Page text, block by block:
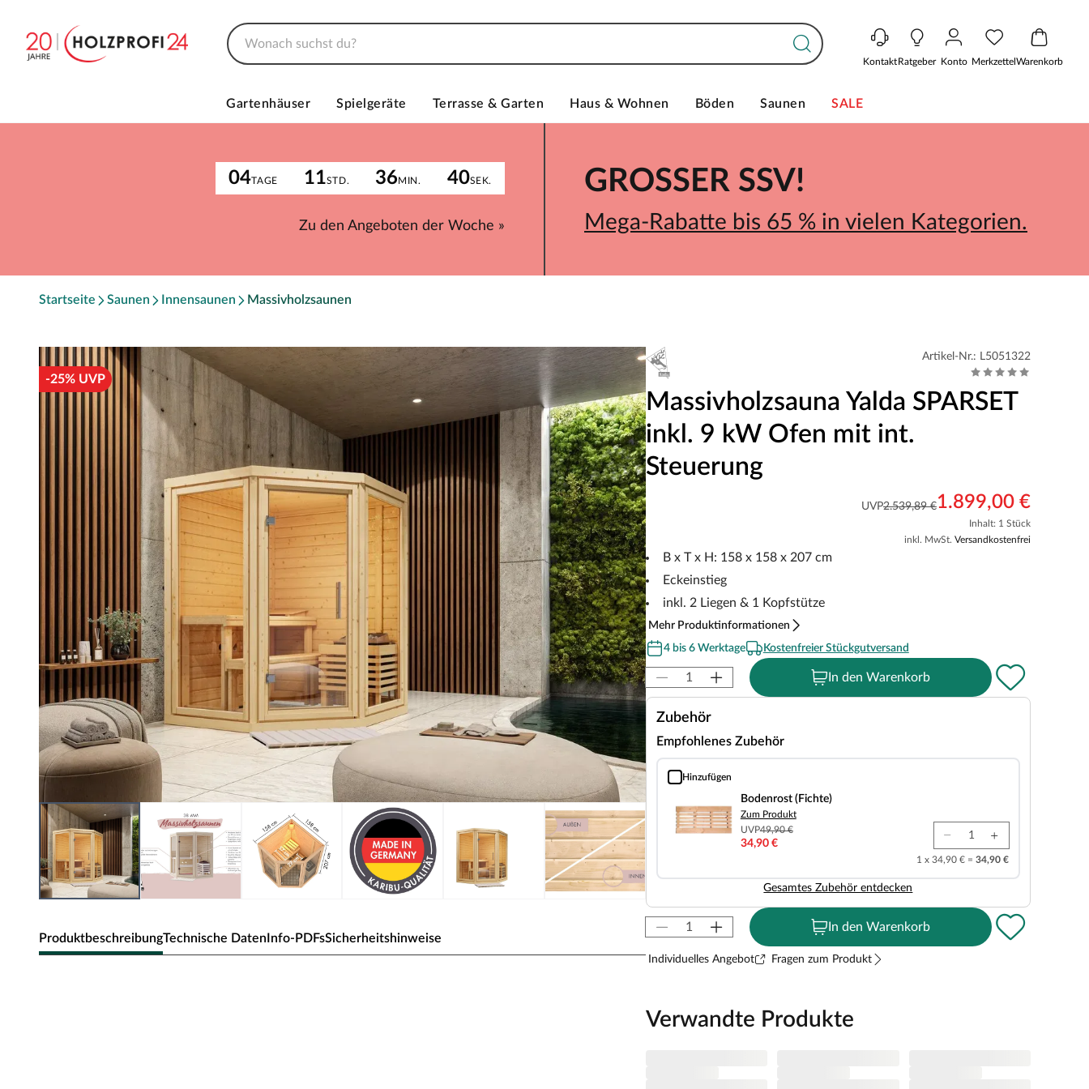
KontaktRatgeber Konto MerkzettelWarenkorb
Gartenhäuser Spielgeräte Terrasse & Garten Haus & Wohnen Böden Saunen SALE
04TAGE 11STD. 36MIN. 40SEK.
Zu den Angeboten der Woche »
GROSSER SSV!
Mega-Rabatte bis 65 % in vielen Kategorien.
Startseite Saunen Innensaunen Massivholzsaunen
-25% UVP
ProduktbeschreibungTechnische DatenInfo-PDFsSicherheitshinweise
Artikel-Nr.: L5051322
Massivholzsauna Yalda SPARSET
inkl. 9 kW Ofen mit int.
Steuerung
UVP2.539,89 €1.899,00 €
Inhalt: 1 Stück
inkl. MwSt. Versandkostenfrei
B x T x H: 158 x 158 x 207 cm
Eckeinstieg
inkl. 2 Liegen & 1 Kopfstütze
Mehr Produktinformationen
4 bis 6 Werktage
Kostenfreier Stückgutversand
In den Warenkorb
Zubehör
Empfohlenes Zubehör
Hinzufügen
Bodenrost (Fichte)
Bodenrost (Fichte)
Zum Produkt
UVP49,90 €
34,90 €
1 x 34,90 € = 34,90 €
Gesamtes Zubehör entdecken
In den Warenkorb
Individuelles Angebot Fragen zum Produkt
Verwandte Produkte